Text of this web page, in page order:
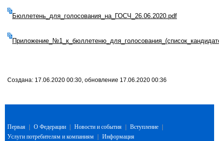
Бюллетень_для_голосования_на_ГОСЧ_26.06.2020.pdf
Создана: 17.06.2020 00:30, обновление 17.06.2020 00:36
Первая О Федерации Новости и события Вступление
Услуги потребителям и компаниям
Информация